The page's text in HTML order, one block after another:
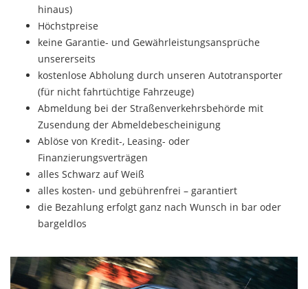
hinaus)
Höchstpreise
keine Garantie- und Gewährleistungsansprüche
unsererseits
kostenlose Abholung durch unseren Autotransporter
(für nicht fahrtüchtige Fahrzeuge)
Abmeldung bei der Straßenverkehrsbehörde mit
Zusendung der Abmeldebescheinigung
Ablöse von Kredit-, Leasing- oder
Finanzierungsverträgen
alles Schwarz auf Weiß
alles kosten- und gebührenfrei – garantiert
die Bezahlung erfolgt ganz nach Wunsch in bar oder
bargeldlos